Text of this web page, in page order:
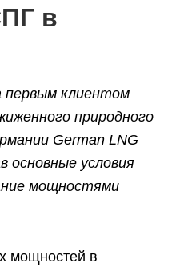
в
первым клиентом
природного
German LNG
основные условия
мощностями
мощностей в